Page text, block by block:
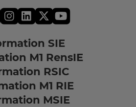
SIE
M1 RensIE
RSIC
M1 RIE
MSIE